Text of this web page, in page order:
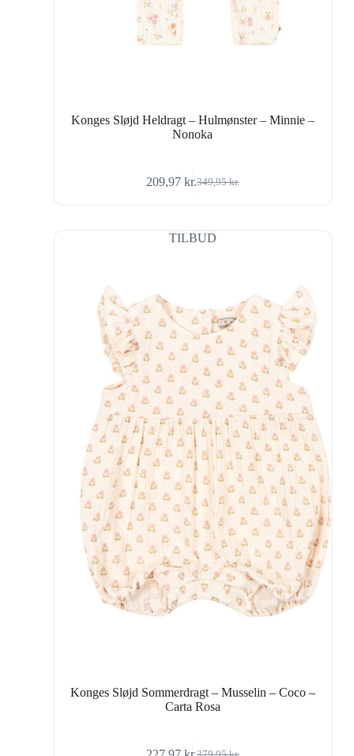
Konges Sløjd Heldragt – Hulmønster – Minnie –
Nonoka
349,95kr.
Den
var:
349,95 kr..
209,97 kr.Den
er:
209,97 kr..
TILBUD
Konges Sløjd Sommerdragt – Musselin – Coco –
Carta Rosa